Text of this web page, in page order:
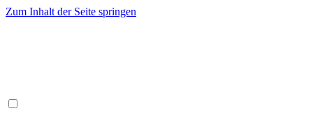
Zum Inhalt der Seite springen